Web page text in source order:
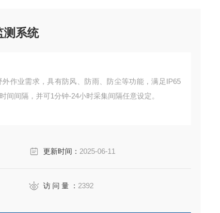
测系统
作业需求，具有防风、防雨、防尘等功能，满足IP65
间间隔，并可1分钟-24小时采集间隔任意设定。
更新时间： 2025-06-11
访 问 量 ： 2392